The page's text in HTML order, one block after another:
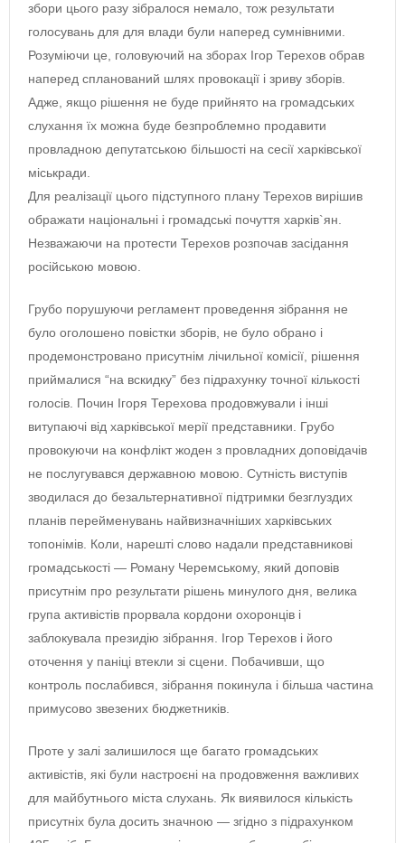
збори цього разу зібралося немало, тож результати
голосувань для для влади були наперед сумнівними.
Розуміючи це, головуючий на зборах Ігор Терехов обрав
наперед спланований шлях провокації і зриву зборів.
Адже, якщо рішення не буде прийнято на громадських
слухання їх можна буде безпроблемно продавити
провладною депутатською більшості на сесії харківської
міськради.
Для реалізації цього підступного плану Терехов вирішив
ображати національні і громадські почуття харків`ян.
Незважаючи на протести Терехов розпочав засідання
російською мовою.
Грубо порушуючи регламент проведення зібрання не
було оголошено повістки зборів, не було обрано і
продемонстровано присутнім лічильної комісії, рішення
приймалися “на вскидку” без підрахунку точної кількості
голосів. Почин Ігоря Терехова продовжували і інші
витупаючі від харківської мерії представники. Грубо
провокуючи на конфлікт жоден з провладних доповідачів
не послугувався державною мовою. Сутність виступів
зводилася до безальтернативної підтримки безглуздих
планів перейменувань найвизначніших харківських
топонімів. Коли, нарешті слово надали представникові
громадськості — Роману Черемському, який доповів
присутнім про результати рішень минулого дня, велика
група активістів прорвала кордони охоронців і
заблокувала президію зібрання. Ігор Терехов і його
оточення у паніці втекли зі сцени. Побачивши, що
контроль послабився, зібрання покинула і більша частина
примусово звезених бюджетників.
Проте у залі залишилося ще багато громадських
активістів, які були настроєні на продовження важливих
для майбутнього міста слухань. Як виявилося кількість
присутніх була досить значною — згідно з підрахунком